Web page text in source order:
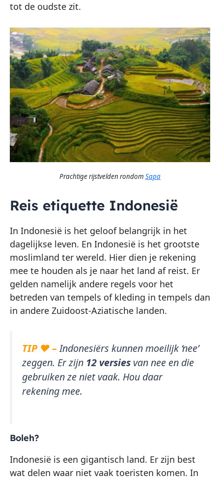
tot de oudste zit.
Prachtige rijstvelden rondom Sapa
Reis etiquette Indonesië
In Indonesië is het geloof belangrijk in het
dagelijkse leven. En Indonesië is het grootste
moslimland ter wereld. Hier dien je rekening
mee te houden als je naar het land af reist. Er
gelden namelijk andere regels voor het
betreden van tempels of kleding in tempels dan
in andere Zuidoost-Aziatische landen.
TIP ♥ –Indonesiërs kunnen moeilijk ‘nee’
zeggen. Er zijn 12 versies van nee en die
gebruiken ze niet vaak. Hou daar
rekening mee.
Boleh?
Indonesië is een gigantisch land. Er zijn best
wat delen waar niet vaak toeristen komen. In